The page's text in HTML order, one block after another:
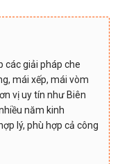
các giải pháp che
mái xếp, mái vòm
vị uy tín như Biên
năm kinh
lý, phù hợp cả công